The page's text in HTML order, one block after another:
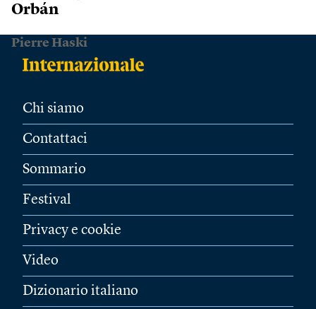
Orbán
Pierre Haski
Chi siamo
Contattaci
Sommario
Festival
Privacy e cookie
Video
Dizionario italiano